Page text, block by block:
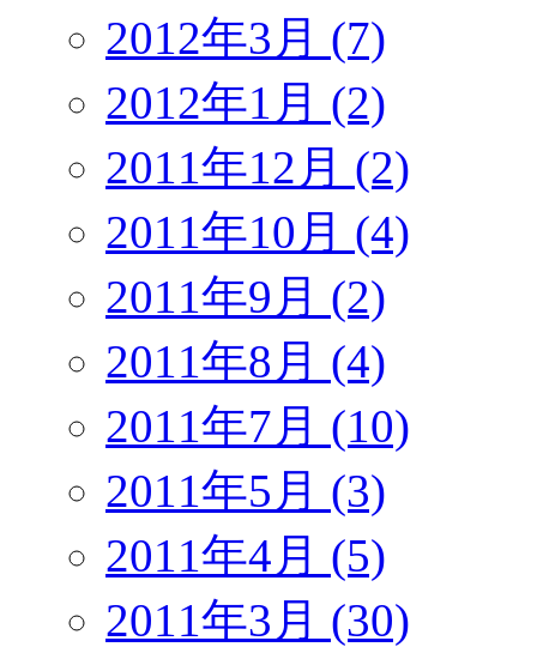
2012年3月 (7)
2012年1月 (2)
2011年12月 (2)
2011年10月 (4)
2011年9月 (2)
2011年8月 (4)
2011年7月 (10)
2011年5月 (3)
2011年4月 (5)
2011年3月 (30)